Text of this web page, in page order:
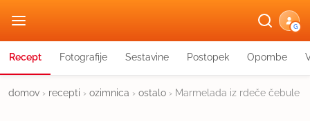
G
Recept Fotografije Sestavine Postopek Opombe
domov › recepti › ozimnica › ostalo › Marmelada iz rdeče čebule